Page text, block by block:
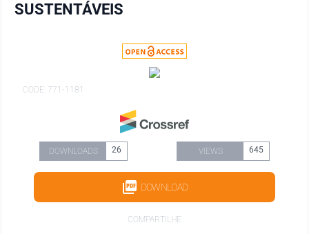
SUSTENTÁVEIS
CODE: 771-1181
DOWNLOADS 26 VIEWS 645
DOWNLOAD
COMPARTILHE